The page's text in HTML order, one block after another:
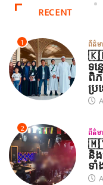
RECENT
1 ព័ត៌ម
ទន្
ពិ
ប្រ
2 ព័ត៌ម
🇲🇾
និង
ទាំ